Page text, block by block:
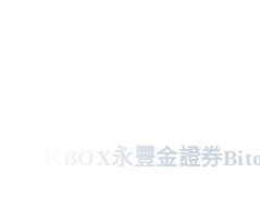
永豐金證券